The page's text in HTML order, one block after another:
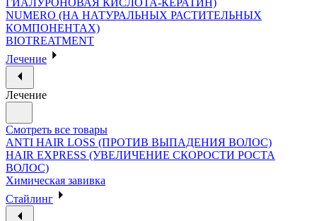
NUMERO (НА НАТУРАЛЬНЫХ РАСТИТЕЛЬНЫХ
КОМПОНЕНТАХ)
BIOTREATMENT
Лечение
Лечение
Смотреть все товары
ANTI HAIR LOSS (ПРОТИВ ВЫПАДЕНИЯ ВОЛОС)
HAIR EXPRESS (УВЕЛИЧЕНИЕ СКОРОСТИ РОСТА
ВОЛОС)
Химическая завивка
Стайлинг